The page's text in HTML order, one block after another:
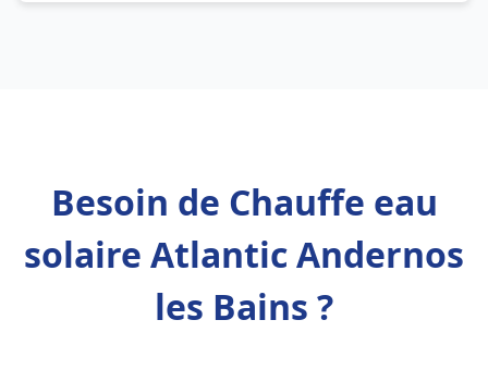
Besoin de Chauffe eau
solaire Atlantic Andernos
les Bains ?